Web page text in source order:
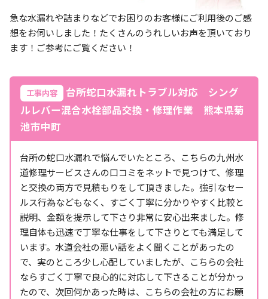
急な水漏れや詰まりなどでお困りのお客様にご利用後のご感
想をお伺いしました！たくさんのうれしいお声を頂いており
ます！ご参考にご覧ください！
工事内容
台所蛇口水漏れトラブル対応 シング
ルレバー混合水栓部品交換・修理作業 熊本県菊
池市中町
台所の蛇口水漏れで悩んでいたところ、こちらの九州水
道修理サービスさんの口コミをネットで見つけて、修理
と交換の両方で見積もりをして頂きました。強引なセー
ルス行為などもなく、すごく丁寧に分かりやすく比較と
説明、金額を提示して下さり非常に安心出来ました。修
理自体も迅速で丁寧な仕事をして下さりとても満足して
います。水道会社の悪い話をよく聞くことがあったの
で、実のところ少し心配していましたが、こちらの会社
ならすごく丁寧で良心的に対応して下さることが分かっ
たので、次回何かあった時は、こちらの会社の方にお願